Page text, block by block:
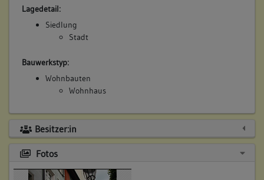
Lagedetail:
Siedlung
Stadt
Bauwerkstyp:
Wohnbauten
Wohnhaus
Besitzer:in
Fotos